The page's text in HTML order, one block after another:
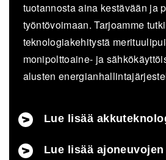
tuotannosta aina kestävään ja
työntövoimaan. Tarjoamme
teknologiakehitystä
monipolttoaine- ja
alusten
Lue lisää
Lue lisää